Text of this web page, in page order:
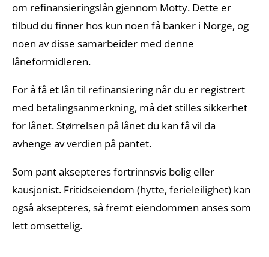
om refinansieringslån gjennom Motty. Dette er
tilbud du finner hos kun noen få banker i Norge, og
noen av disse samarbeider med denne
låneformidleren.
For å få et lån til refinansiering når du er registrert
med betalingsanmerkning, må det stilles sikkerhet
for lånet. Størrelsen på lånet du kan få vil da
avhenge av verdien på pantet.
Som pant aksepteres fortrinnsvis bolig eller
kausjonist. Fritidseiendom (hytte, ferieleilighet) kan
også aksepteres, så fremt eiendommen anses som
lett omsettelig.